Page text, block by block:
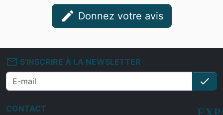
edit Donnez votre avis
mail_outline S'INSCRIRE À LA NEWSLETTER
check
CONTACT